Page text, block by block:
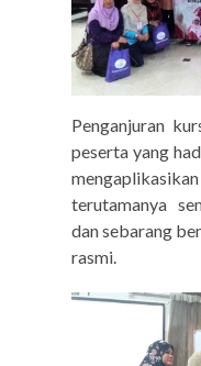
Penganjuran
peserta yang
terutamanya
dan sebarang
rasmi.